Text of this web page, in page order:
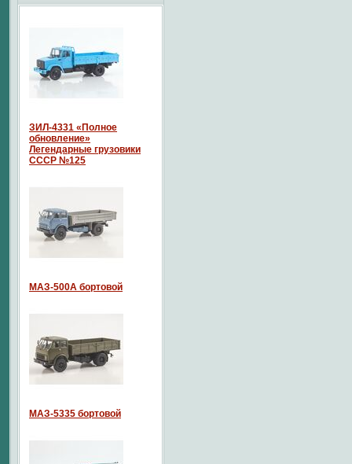
ЗИЛ-4331 «Полное
обновление»
Легендарные грузовики
СССР №125
МАЗ-500А бортовой
МАЗ-5335 бортовой